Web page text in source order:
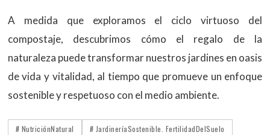
A medida que exploramos el ciclo virtuoso del
compostaje, descubrimos cómo el regalo de la
naturaleza puede transformar nuestros jardines en oasis
de vida y vitalidad, al tiempo que promueve un enfoque
sostenible y respetuoso con el medio ambiente.
# NutriciónNatural
# JardineríaSostenible. FertilidadDelSuelo